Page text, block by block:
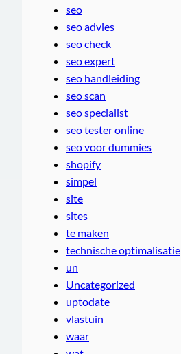
seo
seo advies
seo check
seo expert
seo handleiding
seo scan
seo specialist
seo tester online
seo voor dummies
shopify
simpel
site
sites
te maken
technische optimalisatie
un
Uncategorized
uptodate
vlastuin
waar